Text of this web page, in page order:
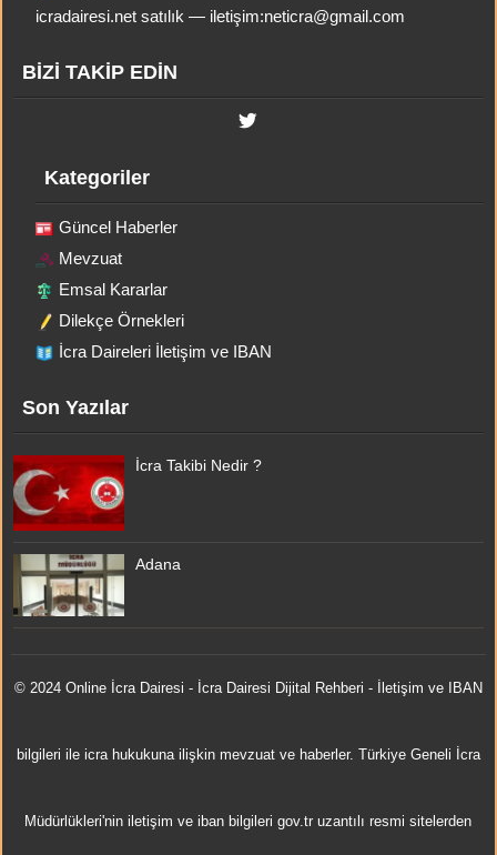
icradairesi.net satılık — iletişim:neticra@gmail.com
BİZİ TAKİP EDİN
Kategoriler
Güncel Haberler
Mevzuat
Emsal Kararlar
Dilekçe Örnekleri
İcra Daireleri İletişim ve IBAN
Son Yazılar
İcra Takibi Nedir ?
Adana
© 2024 Online İcra Dairesi - İcra Dairesi Dijital Rehberi - İletişim ve IBAN
bilgileri ile icra hukukuna ilişkin mevzuat ve haberler. Türkiye Geneli İcra
Müdürlükleri'nin iletişim ve iban bilgileri gov.tr uzantılı resmi sitelerden